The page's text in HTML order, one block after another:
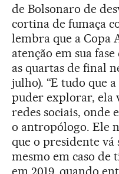
de Bolsonaro de
cortina de fumaça
lembra que a Copa
atenção em sua
as quartas de final
julho). “E tudo que
puder explorar, ela
redes sociais, onde
o antropólogo. Ele
que o presidente
mesmo em caso de
em 2019, quando